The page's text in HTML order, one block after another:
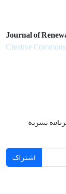
Journal of
Creative
نشریه
اشتراک